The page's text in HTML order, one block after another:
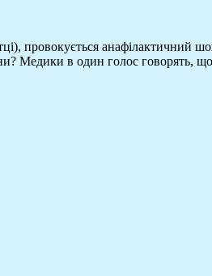
провокується анафілактичний
Медики в один голос говорять,